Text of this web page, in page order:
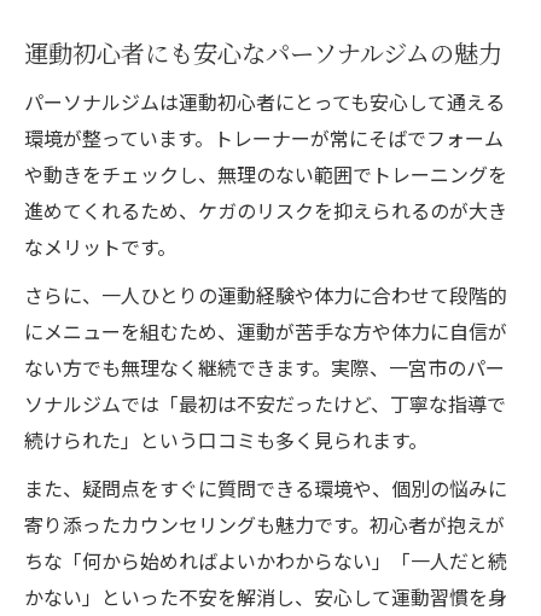
運動初心者にも安心なパーソナルジムの魅力
パーソナルジムは運動初心者にとっても安心して通える
環境が整っています。トレーナーが常にそばでフォーム
や動きをチェックし、無理のない範囲でトレーニングを
進めてくれるため、ケガのリスクを抑えられるのが大き
なメリットです。
さらに、一人ひとりの運動経験や体力に合わせて段階的
にメニューを組むため、運動が苦手な方や体力に自信が
ない方でも無理なく継続できます。実際、一宮市のパー
ソナルジムでは「最初は不安だったけど、丁寧な指導で
続けられた」という口コミも多く見られます。
また、疑問点をすぐに質問できる環境や、個別の悩みに
寄り添ったカウンセリングも魅力です。初心者が抱えが
ちな「何から始めればよいかわからない」「一人だと続
かない」といった不安を解消し、安心して運動習慣を身